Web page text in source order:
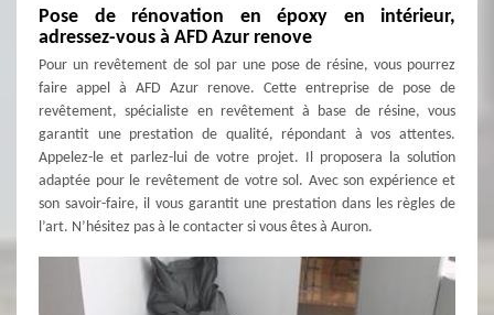
Pose de rénovation en époxy en intérieur,
adressez-vous à AFD Azur renove
Pour un revêtement de sol par une pose de résine, vous pourrez
faire appel à AFD Azur renove. Cette entreprise de pose de
revêtement, spécialiste en revêtement à base de résine, vous
garantit une prestation de qualité, répondant à vos attentes.
Appelez-le et parlez-lui de votre projet. Il proposera la solution
adaptée pour le revêtement de votre sol. Avec son expérience et
son savoir-faire, il vous garantit une prestation dans les règles de
l’art. N’hésitez pas à le contacter si vous êtes à Auron.